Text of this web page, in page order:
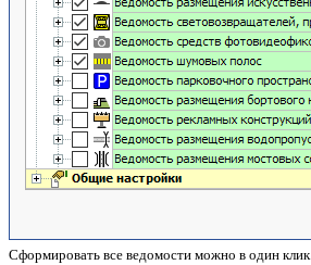
Сформировать все ведомости можно в один клик.